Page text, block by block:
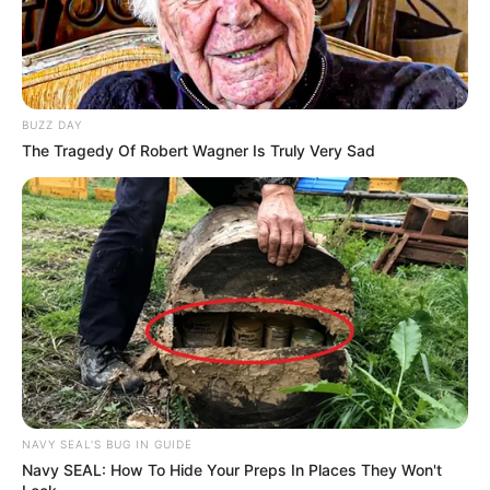
Miniszterelnök úr,
Mindketten tudjuk, hogy az ön ideje lejárt. Ez már a
magyar emberekkel közösen fejlődő pályára
állíthassuk a hazánkat a teljes összeomlás előtt.
Még kér a nép, miniszterelnök úr.
BUZZ DAY
The Tragedy Of Robert Wagner Is Truly Very Sad
NAVY SEAL'S BUG IN GUIDE
Navy SEAL: How To Hide Your Preps In Places They Won't